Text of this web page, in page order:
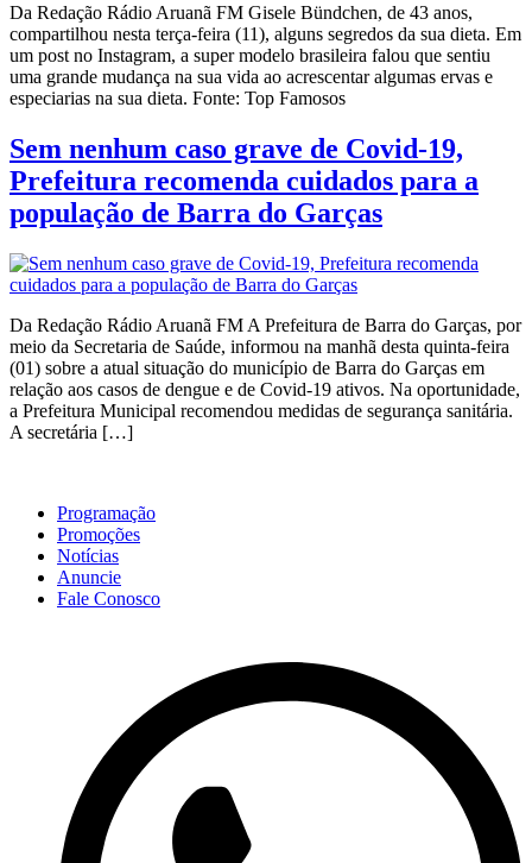
Da Redação Rádio Aruanã FM Gisele Bündchen, de 43 anos,
compartilhou nesta terça-feira (11), alguns segredos da sua dieta. Em
um post no Instagram, a super modelo brasileira falou que sentiu
uma grande mudança na sua vida ao acrescentar algumas ervas e
especiarias na sua dieta. Fonte: Top Famosos
Sem nenhum caso grave de Covid-19,
Prefeitura recomenda cuidados para a
população de Barra do Garças
Da Redação Rádio Aruanã FM A Prefeitura de Barra do Garças, por
meio da Secretaria de Saúde, informou na manhã desta quinta-feira
(01) sobre a atual situação do município de Barra do Garças em
relação aos casos de dengue e de Covid-19 ativos. Na oportunidade,
a Prefeitura Municipal recomendou medidas de segurança sanitária.
A secretária […]
Programação
Promoções
Notícias
Anuncie
Fale Conosco